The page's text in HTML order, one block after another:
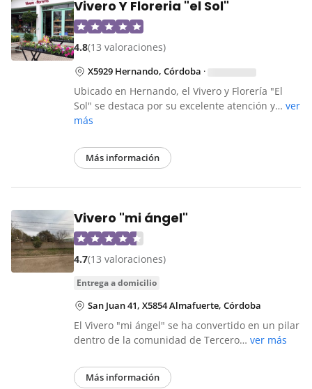
Vivero Y Floreria "el Sol"
4.8(13 valoraciones)
X5929 Hernando, Córdoba ·
Ubicado en Hernando, el Vivero y Florería "El
Sol" se destaca por su excelente atención y… ver
más
Más información
Vivero "mi ángel"
4.7(13 valoraciones)
entrega a domicilio
San Juan 41, X5854 Almafuerte, Córdoba
El Vivero "mi ángel" se ha convertido en un pilar
dentro de la comunidad de Tercero… ver más
Más información